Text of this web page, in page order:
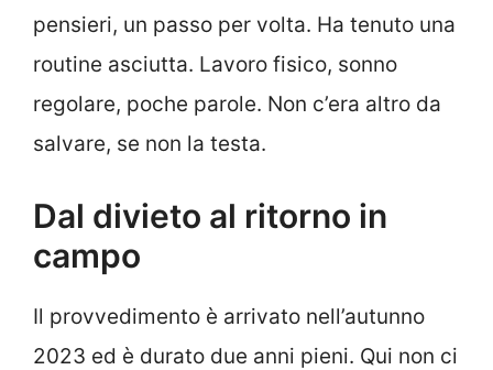
pensieri, un passo per volta. Ha tenuto una
routine asciutta. Lavoro fisico, sonno
regolare, poche parole. Non c’era altro da
salvare, se non la testa.
Dal divieto al ritorno in
campo
Il provvedimento è arrivato nell’autunno
2023 ed è durato due anni pieni. Qui non ci